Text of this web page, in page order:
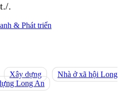
.
& Phát triển
Xây dựng
Nhà ở xã hội Long
Long An